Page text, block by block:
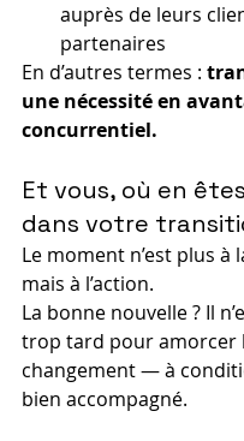
auprès de leurs
partenaires
En d’autres termes :
une nécessité en
concurrentiel.
Et vous, où en
dans votre
Le moment n’est plus à
mais à l’action.
La bonne nouvelle ? Il
trop tard pour amorcer
changement — à
bien accompagné.